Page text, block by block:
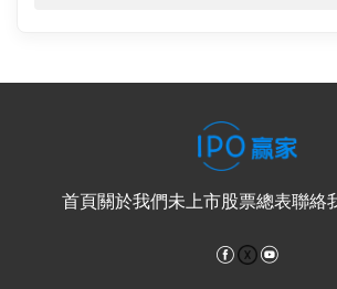
首頁關於我們未上市股票總表聯絡
Facebook